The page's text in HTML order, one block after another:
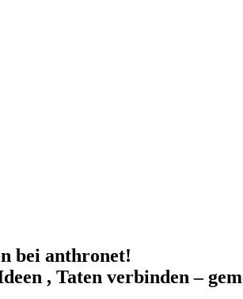
bei anthronet!
, Taten verbinden –